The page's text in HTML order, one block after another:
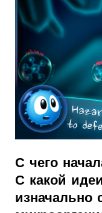
С чего
С какой
изначально